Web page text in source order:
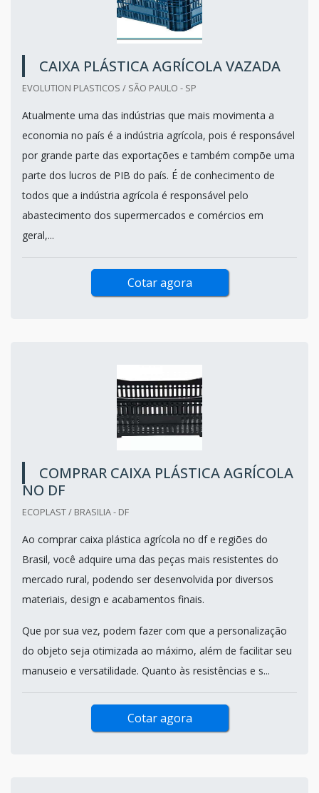
CAIXA PLÁSTICA AGRÍCOLA VAZADA
EVOLUTION PLASTICOS / SÃO PAULO - SP
Atualmente uma das indústrias que mais movimenta a
economia no país é a indústria agrícola, pois é responsável
por grande parte das exportações e também compõe uma
parte dos lucros de PIB do país. É de conhecimento de
todos que a indústria agrícola é responsável pelo
abastecimento dos supermercados e comércios em
geral,...
Cotar agora
COMPRAR CAIXA PLÁSTICA AGRÍCOLA
NO DF
ECOPLAST / BRASILIA - DF
Ao comprar caixa plástica agrícola no df e regiões do
Brasil, você adquire uma das peças mais resistentes do
mercado rural, podendo ser desenvolvida por diversos
materiais, design e acabamentos finais.
Que por sua vez, podem fazer com que a personalização
do objeto seja otimizada ao máximo, além de facilitar seu
manuseio e versatilidade. Quanto às resistências e s...
Cotar agora